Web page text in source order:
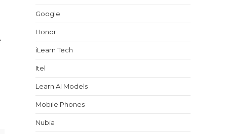
Google
Honor
iLearn Tech
Itel
Learn AI Models
Mobile Phones
Nubia